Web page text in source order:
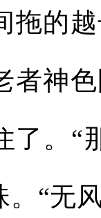
拖的
者神
了。“
“无